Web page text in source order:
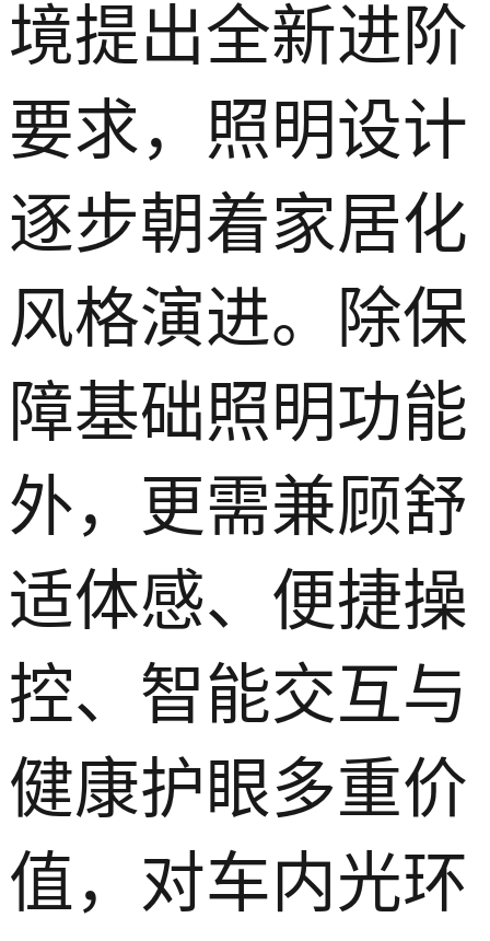
境提出全新进阶
要求，照明设计
逐步朝着家居化
风格演进。除保
障基础照明功能
外，更需兼顾舒
适体感、便捷操
控、智能交互与
健康护眼多重价
值，对车内光环